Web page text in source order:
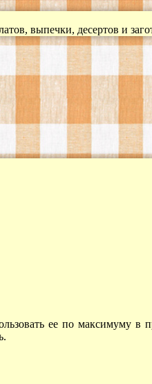
выпечки, десертов и
ее по максимуму